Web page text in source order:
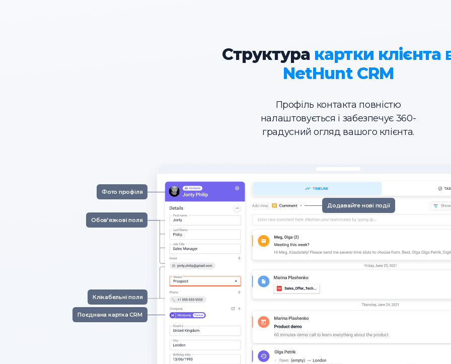
Структура картки клієнта
NetHunt CRM
Профіль контакта повністю
налаштовується і забезпечує 360-
градусний огляд вашого клієнта.
Фото профіля
Обов’язкові поля
Клікабельні поля
Поєднана картка CRM
Додавайте нові події